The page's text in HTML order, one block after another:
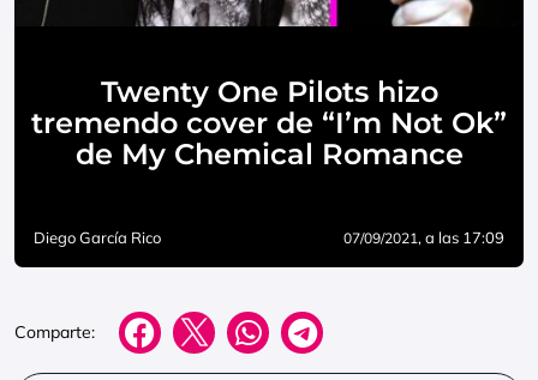
Twenty One Pilots hizo
tremendo cover de “I’m Not Ok”
de My Chemical Romance
Diego García Rico 07/09/2021, a las 17:09
Comparte: